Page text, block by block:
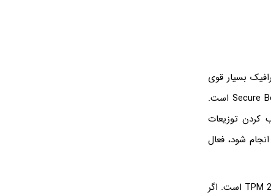
رم و کارت گرافیک بسیار قوی
لازم ندارد اما دقت کنید که به دو ویژگی خاص نیاز دارد. ویژگی اول قابلیت بوت امن یا Secure Boot است.
کردن توزیعات
شود، فعال
اما مورد دوم نیازهای سخت‌افزاری ویندوز ۱۱ در سیستم‌های قدیمی به کلی وجود ندارد و آن TPM 2.0 است. اگر